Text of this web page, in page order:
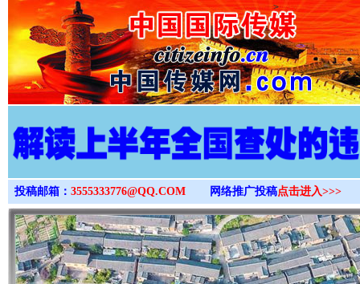
>
投稿邮箱： 3555333776@QQ.COM 网络推广投稿点击进入>>>